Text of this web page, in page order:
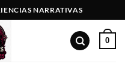
NARRATIVAS
0